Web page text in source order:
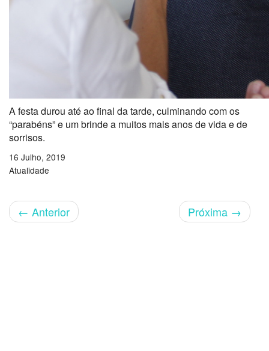
A festa durou até ao final da tarde, culminando com os
“parabéns” e um brinde a muitos mais anos de vida e de
sorrisos.
16 Julho, 2019
Atualidade
← Anterior Próxima →